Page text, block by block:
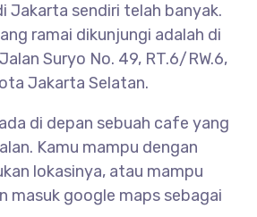
Jakarta sendiri telah banyak.
ramai dikunjungi adalah di
Suryo No. 49, RT.6/RW.6,
Jakarta Selatan.
di depan sebuah cafe yang
Kamu mampu dengan
lokasinya, atau mampu
masuk google maps sebagai